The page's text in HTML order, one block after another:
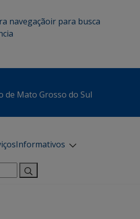
navegaçãoir para busca
de Mato Grosso do Sul
Informativos